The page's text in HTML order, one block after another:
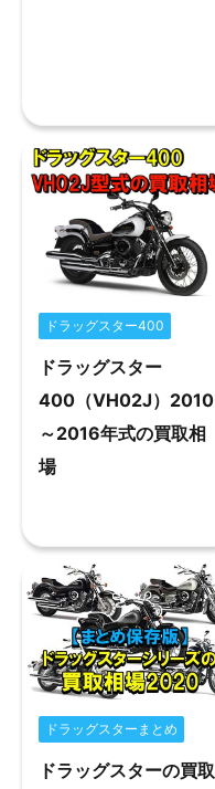
ドラッグスター400
ドラッグスター
400（VH02J）2010
～2016年式の買取相
場
ドラッグスターまとめ
ドラッグスターの買取